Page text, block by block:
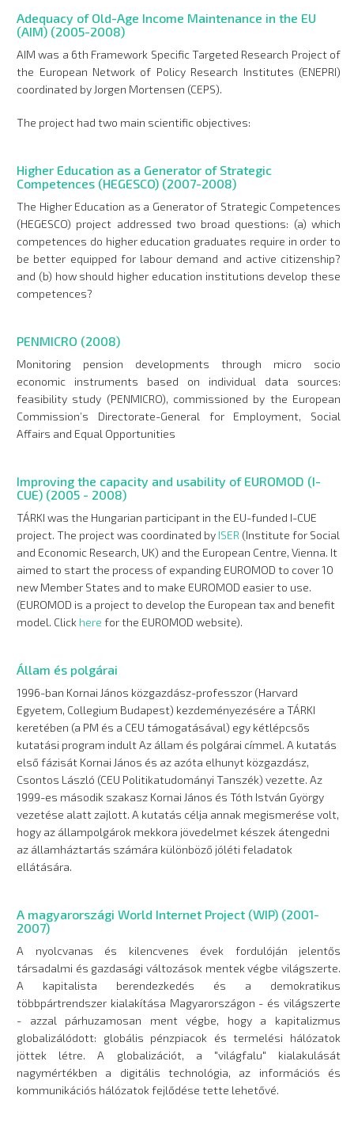
Adequacy of Old-Age Income Maintenance in the EU
(AIM) (2005-2008)
AIM was a 6th Framework Specific Targeted Research Project of
the European Network of Policy Research Institutes (ENEPRI)
coordinated by Jorgen Mortensen (CEPS).
The project had two main scientific objectives:
Higher Education as a Generator of Strategic
Competences (HEGESCO) (2007-2008)
The Higher Education as a Generator of Strategic Competences
(HEGESCO) project addressed two broad questions: (a) which
competences do higher education graduates require in order to
be better equipped for labour demand and active citizenship?
and (b) how should higher education institutions develop these
competences?
PENMICRO (2008)
Monitoring pension developments through micro socio
economic instruments based on individual data sources:
feasibility study (PENMICRO), commissioned by the European
Commission’s Directorate-General for Employment, Social
Affairs and Equal Opportunities
Improving the capacity and usability of EUROMOD (I-
CUE) (2005 - 2008)
TÁRKI was the Hungarian participant in the EU-funded I-CUE
project. The project was coordinated by ISER (Institute for Social
and Economic Research, UK) and the European Centre, Vienna. It
aimed to start the process of expanding EUROMOD to cover 10
new Member States and to make EUROMOD easier to use.
(EUROMOD is a project to develop the European tax and benefit
model. Click here for the EUROMOD website).
Állam és polgárai
1996-ban Kornai János közgazdász-professzor (Harvard
Egyetem, Collegium Budapest) kezdeményezésére a TÁRKI
keretében (a PM és a CEU támogatásával) egy kétlépcsős
kutatási program indult Az állam és polgárai címmel. A kutatás
első fázisát Kornai János és az azóta elhunyt közgazdász,
Csontos László (CEU Politikatudományi Tanszék) vezette. Az
1999-es második szakasz Kornai János és Tóth István György
vezetése alatt zajlott. A kutatás célja annak megismerése volt,
hogy az állampolgárok mekkora jövedelmet készek átengedni
az államháztartás számára különböző jóléti feladatok
ellátására.
A magyarországi World Internet Project (WIP) (2001-
2007)
A nyolcvanas és kilencvenes évek fordulóján jelentős
társadalmi és gazdasági változások mentek végbe világszerte.
A kapitalista berendezkedés és a demokratikus
többpártrendszer kialakítása Magyarországon - és világszerte
- azzal párhuzamosan ment végbe, hogy a kapitalizmus
globalizálódott: globális pénzpiacok és termelési hálózatok
jöttek létre. A globalizációt, a "világfalu" kialakulását
nagymértékben a digitális technológia, az információs és
kommunikációs hálózatok fejlődése tette lehetővé.